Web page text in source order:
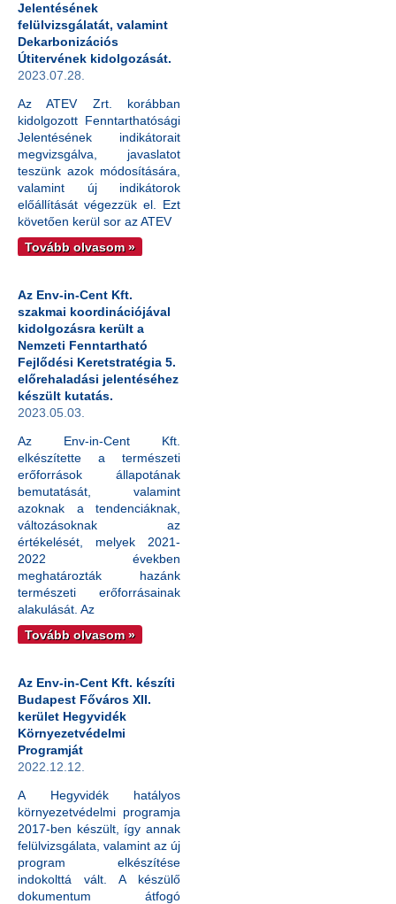
Jelentésének
felülvizsgálatát, valamint
Dekarbonizációs
Útitervének kidolgozását.
2023.07.28.
Az ATEV Zrt. korábban
kidolgozott Fenntarthatósági
Jelentésének indikátorait
megvizsgálva, javaslatot
teszünk azok módosítására,
valamint új indikátorok
előállítását végezzük el. Ezt
követően kerül sor az ATEV
Tovább olvasom »
Az Env-in-Cent Kft.
szakmai koordinációjával
kidolgozásra került a
Nemzeti Fenntartható
Fejlődési Keretstratégia 5.
előrehaladási jelentéséhez
készült kutatás.
2023.05.03.
Az Env-in-Cent Kft.
elkészítette a természeti
erőforrások állapotának
bemutatását, valamint
azoknak a tendenciáknak,
változásoknak az
értékelését, melyek 2021-
2022 években
meghatározták hazánk
természeti erőforrásainak
alakulását. Az
Tovább olvasom »
Az Env-in-Cent Kft. készíti
Budapest Főváros XII.
kerület Hegyvidék
Környezetvédelmi
Programját
2022.12.12.
A Hegyvidék hatályos
környezetvédelmi programja
2017-ben készült, így annak
felülvizsgálata, valamint az új
program elkészítése
indokolttá vált. A készülő
dokumentum átfogó